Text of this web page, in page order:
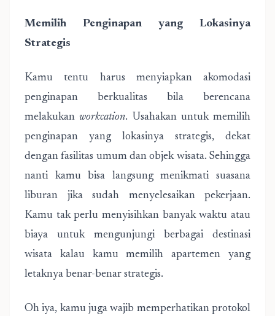
Memilih Penginapan yang Lokasinya
Strategis
Kamu tentu harus menyiapkan akomodasi
penginapan berkualitas bila berencana
melakukanworkcation. Usahakan untuk memilih
penginapan yang lokasinya strategis, dekat
dengan fasilitas umum dan objek wisata. Sehingga
nanti kamu bisa langsung menikmati suasana
liburan jika sudah menyelesaikan pekerjaan.
Kamu tak perlu menyisihkan banyak waktu atau
biaya untuk mengunjungi berbagai destinasi
wisata kalau kamu memilih apartemen yang
letaknya benar-benar strategis.
Oh iya, kamu juga wajib memperhatikan protokol